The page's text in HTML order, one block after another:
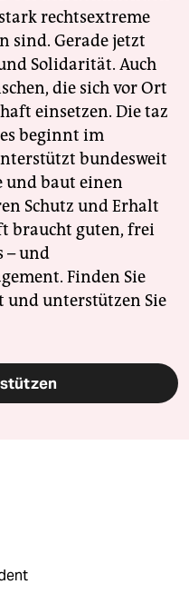
rechtsextreme
sind. Gerade jetzt
Solidarität. Auch
die sich vor Ort
einsetzen. Die taz
beginnt im
bundesweit
und baut einen
Schutz und Erhalt
braucht guten, frei
– und
Finden Sie
und unterstützen Sie